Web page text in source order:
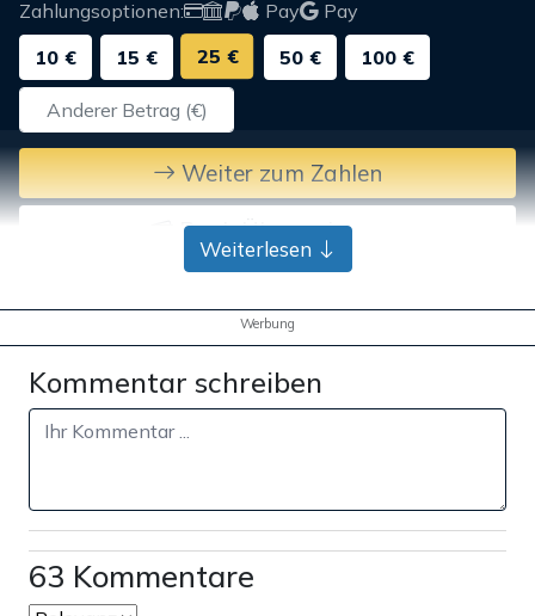
Zahlungsoptionen: Pay
Pay
10 €
15 € 25 € 50 € 100 €
Weiter zum Zahlen
Bank-Überweisung
Weiterlesen
Werbung
Kommentar schreiben
63 Kommentare